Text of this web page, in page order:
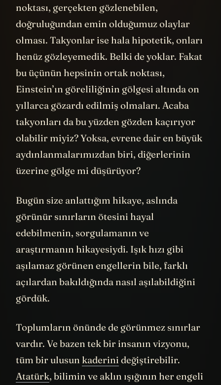
fenomenler. Bu üçünden son ikisinin ortak
noktası, gerçekten gözlenebilen,
doğruluğundan emin olduğumuz olaylar
olması. Takyonlar ise hala hipotetik, onları
henüz gözleyemedik. Belki de yoklar. Fakat
bu üçünün hepsinin ortak noktası,
Einstein’ın göreliliğinin gölgesi altında on
yıllarca gözardı edilmiş olmaları. Acaba
takyonları da bu yüzden gözden kaçırıyor
olabilir miyiz? Yoksa, evrene dair en büyük
aydınlanmalarımızdan biri, diğerlerinin
Bugün size anlattığım hikaye, aslında
görünür sınırların ötesini hayal
edebilmenin, sorgulamanın ve
araştırmanın hikayesiydi. Işık hızı gibi
aşılamaz görünen engellerin bile, farklı
açılardan bakıldığında nasıl aşılabildiğini
Toplumların önünde de görünmez sınırlar
vardır. Ve bazen tek bir insanın vizyonu,
tüm bir ulusunkaderinideğiştirebilir.